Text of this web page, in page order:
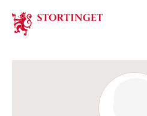
Stortinget.no